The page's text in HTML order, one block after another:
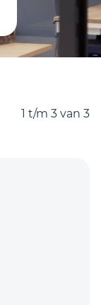
1 t/m 3 van 3